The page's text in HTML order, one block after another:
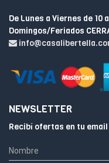
De Lunes a Viernes de 10
Domingos/Feriados
NEWSLETTER
Recibí ofertas en tu email